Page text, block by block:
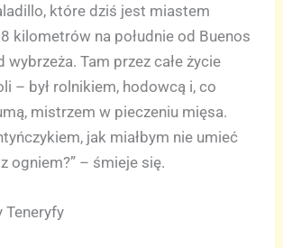
które dziś jest miastem
kilometrów na południe od Buenos
wybrzeża. Tam przez całe życie
– był rolnikiem, hodowcą i, co
mistrzem w pieczeniu mięsa.
jak miałbym nie umieć
ogniem?” – śmieje się.
Teneryfy